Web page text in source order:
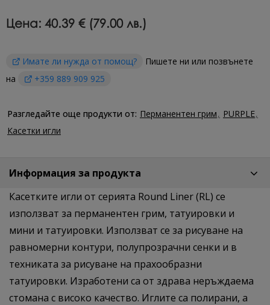
Цена: 40.39 € (79.00 лв.)
Имате ли нужда от помощ?
Пишете ни или позвънете
на
+359 889 909 925
Разгледайте още продукти от: Перманентен грим
PURPLE
Касетки игли
Информация за продукта
Касетките игли от серията Round Liner (RL) се
използват за перманентен грим, татуировки и
мини и татуировки. Използват се за рисуване на
равномерни контури, полупрозрачни сенки и в
техниката за рисуване на прахообразни
татуировки. Изработени са от здрава неръждаема
стомана с високо качество. Иглите са полирани, а